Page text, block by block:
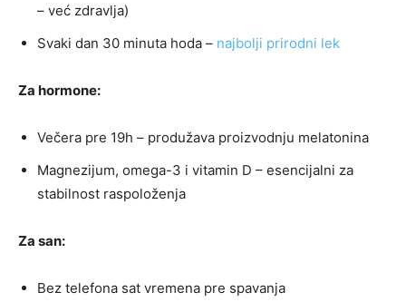
– već zdravlja)
Svaki dan 30 minuta hoda – najbolji prirodni lek
Za hormone:
Večera pre 19h – produžava proizvodnju melatonina
Magnezijum, omega-3 i vitamin D – esencijalni za
stabilnost raspoloženja
Za san:
Bez telefona sat vremena pre spavanja